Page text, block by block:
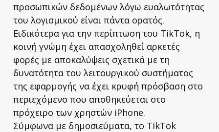
προσωπικών δεδομένων λόγω ευαλωτότητας
του λογισμικού είναι πάντα ορατός.
Ειδικότερα για την περίπτωση του TikTok, η
κοινή γνώμη έχει απασχοληθεί αρκετές
φορές με αποκαλύψεις σχετικά με τη
δυνατότητα του λειτουργικού συστήματος
της εφαρμογής να έχει κρυφή πρόσβαση στο
περιεχόμενο που αποθηκεύεται στο
πρόχειρο των χρηστών iPhone.
Σύμφωνα με δημοσιεύματα, το TikTok